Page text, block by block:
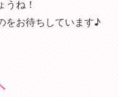
うね！
をお待ちしています♪